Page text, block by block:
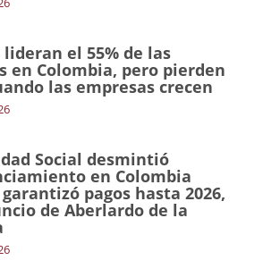
el 55% de las
en Colombia, pero pierden
las empresas crecen
Social desmintió
en Colombia
pagos hasta 2026,
de Aberlardo de la